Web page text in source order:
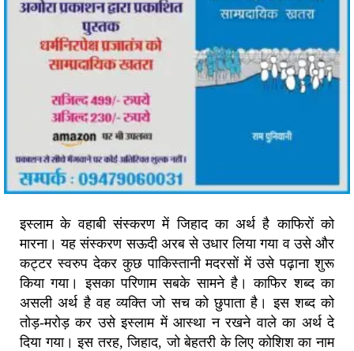
इस्लाम के वहाबी संस्करण में जिहाद का अर्थ है काफिरों को
मारना। यह संस्करण सऊदी अरब से उधार लिया गया व उसे और
कट्टर स्वरुप देकर कुछ पाकिस्तानी मदरसों में उसे पढ़ाना शुरू
किया गया। इसका परिणाम सबके सामने है। काफिर शब्द का
असली अर्थ है वह व्यक्ति जो सच को छुपाता है। इस शब्द को
तोड़-मरोड़ कर उसे इस्लाम में आस्था न रखने वाले का अर्थ दे
दिया गया। इस तरह, जिहाद, जो बेहतरी के लिए कोशिश का नाम